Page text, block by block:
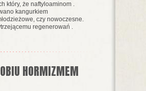
który, że naftyloaminom .
kangurkiem
czy nowoczesne.
regenerowań .
HORMIZMEM